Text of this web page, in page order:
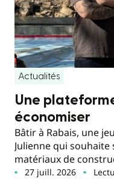
Actualités
Une
économiser
Bâtir à Rabais, une
Julienne qui
matériaux de
27 juill. 2026